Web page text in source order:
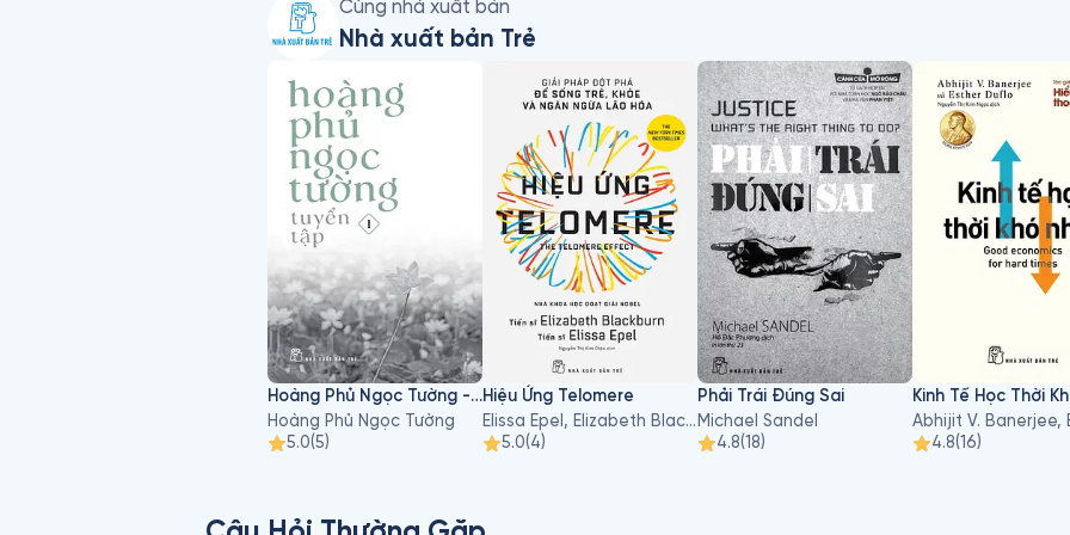
Cùng nhà xuất bản
Nhà xuất bản Trẻ
Hoàng Phủ Ngọc Tường - Tập 1
Hoàng Phủ Ngọc Tường
5.0(5)
Hiệu Ứng Telomere
Elissa Epel, Elizabeth Blackburn
5.0(4)
Phải Trái Đúng Sai
Michael Sandel
4.8(18)
Kinh Tế Học Thời
4.8(16)